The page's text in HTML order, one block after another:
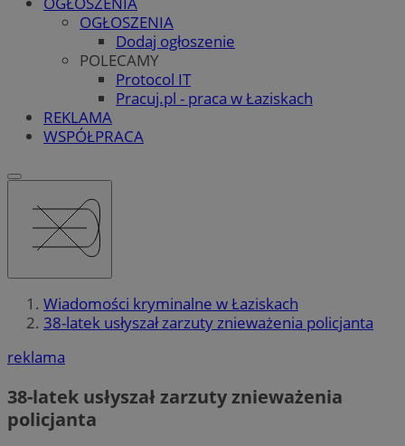
OGŁOSZENIA
Dodaj ogłoszenie
POLECAMY
Protocol IT
Pracuj.pl - praca w Łaziskach
REKLAMA
WSPÓŁPRACA
Wiadomości kryminalne w Łaziskach
38-latek usłyszał zarzuty znieważenia policjanta
reklama
38-latek usłyszał zarzuty znieważenia
policjanta